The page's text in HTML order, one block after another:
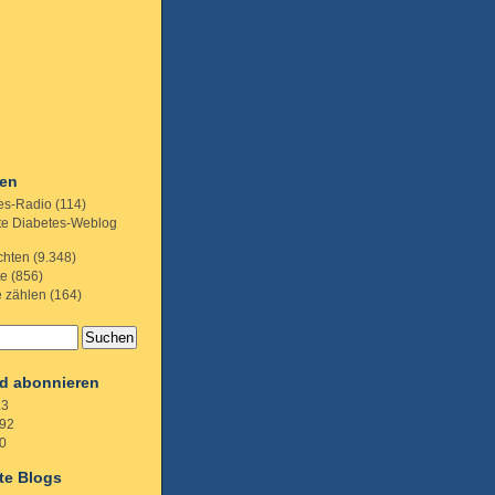
Radio (114)
Diabetes-Weblog
(9.348)
(856)
zählen (164)
abonnieren
Blogs